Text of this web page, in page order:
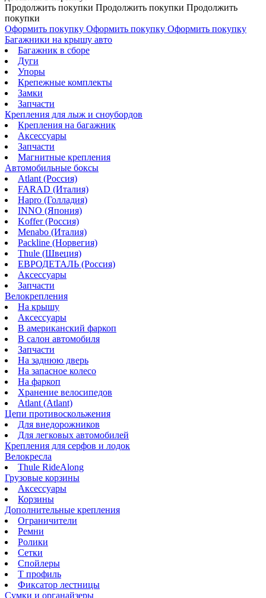
Продолжить покупки Продолжить покупки Продолжить
покупки
Оформить покупку Оформить покупку Оформить покупку
Багажники на крышу авто
Багажник в сборе
Дуги
Упоры
Крепежные комплекты
Замки
Запчасти
Крепления для лыж и сноубордов
Крепления на багажник
Аксессуары
Запчасти
Магнитные крепления
Автомобильные боксы
Atlant (Россия)
FARAD (Италия)
Hapro (Голладия)
INNO (Япония)
Koffer (Россия)
Menabo (Италия)
Packline (Норвегия)
Thule (Швеция)
ЕВРОДЕТАЛЬ (Россия)
Аксессуары
Запчасти
Велокрепления
На крышу
Аксессуары
В американский фаркоп
В салон автомобиля
Запчасти
На заднюю дверь
На запасное колесо
На фаркоп
Хранение велосипедов
Atlant (Atlant)
Цепи противоскольжения
Для внедорожников
Для легковых автомобилей
Крепления для серфов и лодок
Велокресла
Thule RideAlong
Грузовые корзины
Аксессуары
Корзины
Дополнительные крепления
Ограничители
Ремни
Ролики
Сетки
Спойлеры
Т профиль
Фиксатор лестницы
Сумки и органайзеры